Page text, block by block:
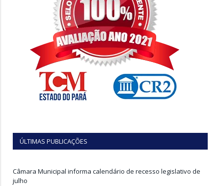
ÚLTIMAS PUBLICAÇÕES
Câmara Municipal informa calendário de recesso legislativo de
julho